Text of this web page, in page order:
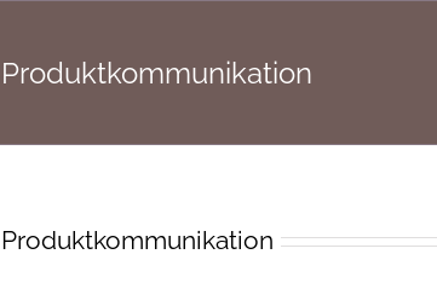
Produktkommunikation
Produktkommunikation